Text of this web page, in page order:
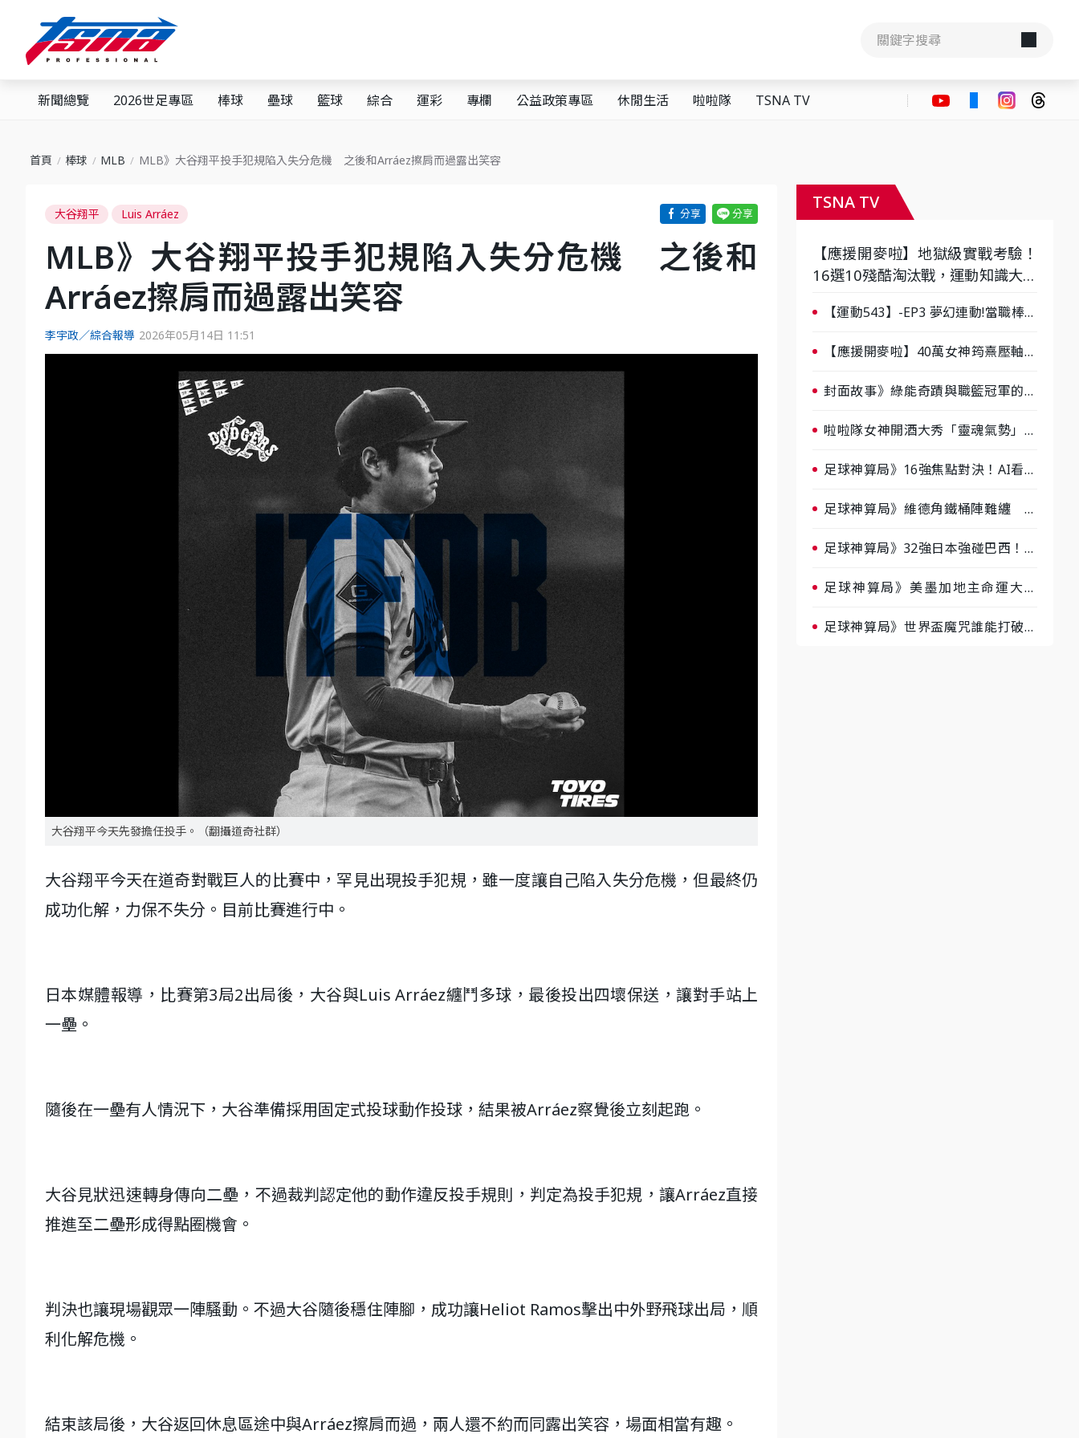
新聞總覽 2026世足專區 棒球 壘球 籃球 綜合 運彩 專欄 公益政策專區 休閒生活 啦啦隊 TSNA TV
首頁 棒球 MLB MLB》大谷翔平投手犯規陷入失分危機 之後和Arráez擦肩而過露出笑容
大谷翔平 Luis Arráez
MLB》大谷翔平投手犯規陷入失分危機 之後和
Arráez擦肩而過露出笑容
李宇政／綜合報導 2026年05月14日 11:51
大谷翔平今天先發擔任投手。（翻攝道奇社群）
大谷翔平今天在道奇對戰巨人的比賽中，罕見出現投手犯規，雖一度讓自己陷入失分危機，但最終仍
成功化解，力保不失分。目前比賽進行中。
日本媒體報導，比賽第3局2出局後，大谷與Luis Arráez纏鬥多球，最後投出四壞保送，讓對手站上
一壘。
隨後在一壘有人情況下，大谷準備採用固定式投球動作投球，結果被Arráez察覺後立刻起跑。
大谷見狀迅速轉身傳向二壘，不過裁判認定他的動作違反投手規則，判定為投手犯規，讓Arráez直接
推進至二壘形成得點圈機會。
判決也讓現場觀眾一陣騷動。不過大谷隨後穩住陣腳，成功讓Heliot Ramos擊出中外野飛球出局，順
利化解危機。
結束該局後，大谷返回休息區途中與Arráez擦肩而過，兩人還不約而同露出笑容，場面相當有趣。
TSNA TV
【應援開麥啦】地獄級實戰考驗！
16選10殘酷淘汰戰，運動知識大會
【運動543】-EP3 夢幻連動!當職棒傳
【應援開麥啦】40萬女神筠熹壓軸！
比一個會-ep2
封面故事》綠能奇蹟與職籃冠軍的背
事》大談「心酸創業學」
啦啦隊女神開酒大秀「靈魂氣勢」！
大過招
足球神算局》16強焦點對決！AI看好
足球神算局》維德角鐵桶陣難纏 阿
足球神算局》32強日本強碰巴西！AI
爆冷
足球神算局》美墨加地主命運大解
足球神算局》世界盃魔咒誰能打破？